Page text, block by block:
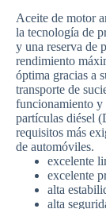
Aceite de motor
la tecnología de
y una reserva de
rendimiento
óptima gracias a
transporte de
funcionamiento
partículas diésel
requisitos más
de automóviles.
excelente
excelente
alta
alta